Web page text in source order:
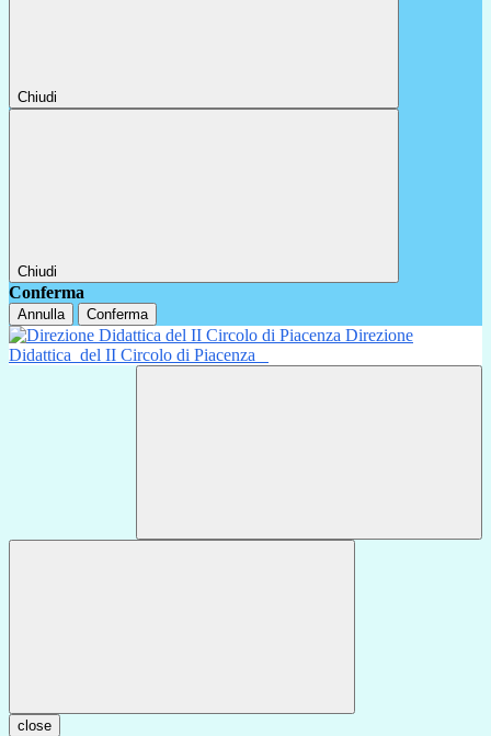
Chiudi
Chiudi
Conferma
Annulla Conferma
Direzione
Didattica del II Circolo di Piacenza
close